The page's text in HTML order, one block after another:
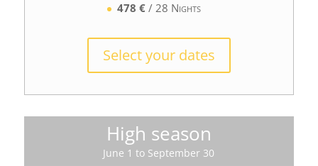
478 €/ 28 Nights
Select your dates
High season
June 1 to September 30